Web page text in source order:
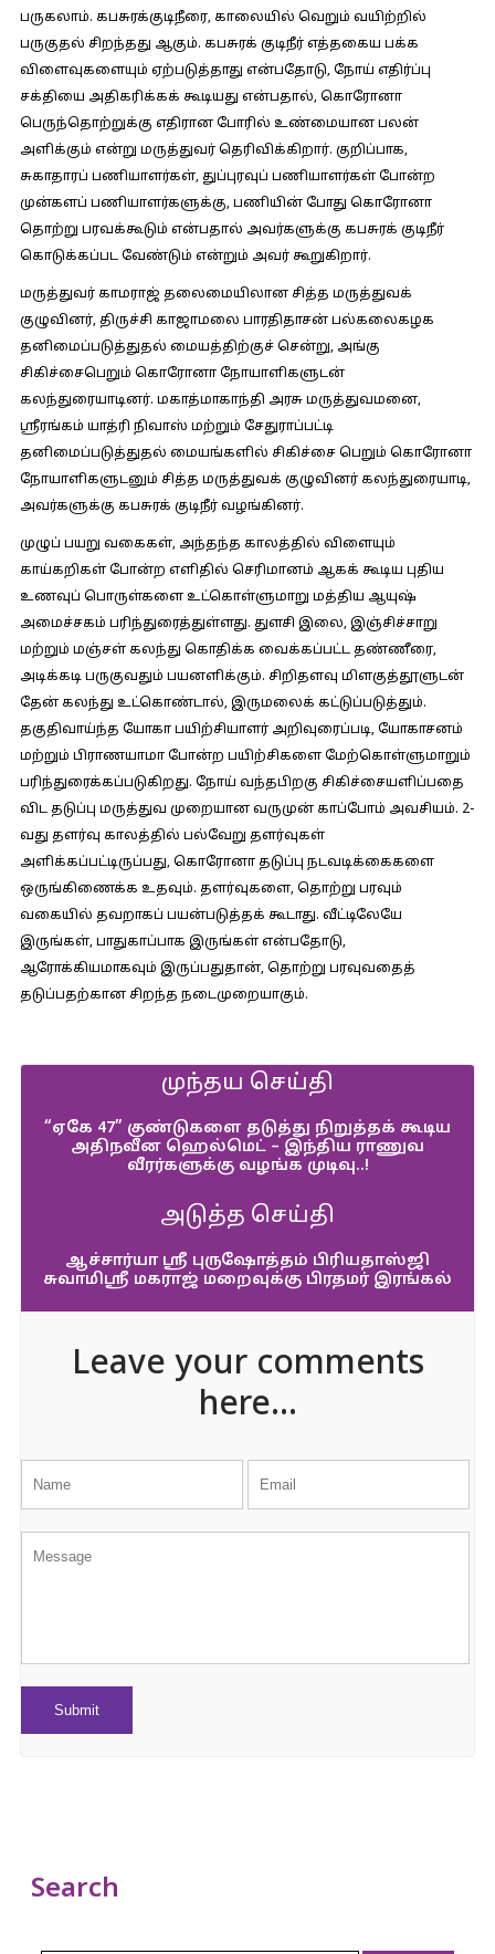
பருகலாம். கபசுரக்குடிநீரை, காலையில் வெறும் வயிற்றில்
பருகுதல் சிறந்தது ஆகும். கபசுரக் குடிநீர் எத்தகைய பக்க
விளைவுகளையும் ஏற்படுத்தாது என்பதோடு, நோய் எதிர்ப்பு
சக்தியை அதிகரிக்கக் கூடியது என்பதால், கொரோனா
பெருந்தொற்றுக்கு எதிரான போரில் உண்மையான பலன்
அளிக்கும் என்று மருத்துவர் தெரிவிக்கிறார். குறிப்பாக,
சுகாதாரப் பணியாளர்கள், துப்புரவுப் பணியாளர்கள் போன்ற
முன்களப் பணியாளர்களுக்கு, பணியின் போது கொரோனா
தொற்று பரவக்கூடும் என்பதால் அவர்களுக்கு கபசுரக் குடிநீர்
கொடுக்கப்பட வேண்டும் என்றும் அவர் கூறுகிறார்.
மருத்துவர் காமராஜ் தலைமையிலான சித்த மருத்துவக்
குழுவினர், திருச்சி காஜாமலை பாரதிதாசன் பல்கலைகழக
தனிமைப்படுத்துதல் மையத்திற்குச் சென்று, அங்கு
சிகிச்சைபெறும் கொரோனா நோயாளிகளுடன்
கலந்துரையாடினர். மகாத்மாகாந்தி அரசு மருத்துவமனை,
ஸ்ரீரங்கம் யாத்ரி நிவாஸ் மற்றும் சேதுராப்பட்டி
தனிமைப்படுத்துதல் மையங்களில் சிகிச்சை பெறும் கொரோனா
நோயாளிகளுடனும் சித்த மருத்துவக் குழுவினர் கலந்துரையாடி,
அவர்களுக்கு கபசுரக் குடிநீர் வழங்கினர்.
முழுப் பயறு வகைகள், அந்தந்த காலத்தில் விளையும்
காய்கறிகள் போன்ற எளிதில் செரிமானம் ஆகக் கூடிய புதிய
உணவுப் பொருள்களை உட்கொள்ளுமாறு மத்திய ஆயுஷ்
அமைச்சகம் பரிந்துரைத்துள்ளது. துளசி இலை, இஞ்சிச்சாறு
மற்றும் மஞ்சள் கலந்து கொதிக்க வைக்கப்பட்ட தண்ணீரை,
அடிக்கடி பருகுவதும் பயனளிக்கும். சிறிதளவு மிளகுத்தூளுடன்
தேன் கலந்து உட்கொண்டால், இருமலைக் கட்டுப்படுத்தும்.
தகுதிவாய்ந்த யோகா பயிற்சியாளர் அறிவுரைப்படி, யோகாசனம்
மற்றும் பிராணயாமா போன்ற பயிற்சிகளை மேற்கொள்ளுமாறும்
பரிந்துரைக்கப்படுகிறது. நோய் வந்தபிறகு சிகிச்சையளிப்பதை
விட தடுப்பு மருத்துவ முறையான வருமுன் காப்போம் அவசியம். 2-
வது தளர்வு காலத்தில் பல்வேறு தளர்வுகள்
அளிக்கப்பட்டிருப்பது, கொரோனா தடுப்பு நடவடிக்கைகளை
ஒருங்கிணைக்க உதவும். தளர்வுகளை, தொற்று பரவும்
வகையில் தவறாகப் பயன்படுத்தக் கூடாது. வீட்டிலேயே
இருங்கள், பாதுகாப்பாக இருங்கள் என்பதோடு,
ஆரோக்கியமாகவும் இருப்பதுதான், தொற்று பரவுவதைத்
தடுப்பதற்கான சிறந்த நடைமுறையாகும்.
முந்தய செய்தி
“ஏகே 47” குண்டுகளை தடுத்து நிறுத்தக்‍ கூடிய
அதிநவீன ஹெல்மெட் – இந்திய ராணுவ
வீரர்களுக்‍கு வழங்க முடிவு..!
அடுத்த செய்தி
ஆச்சார்யா ஸ்ரீ புருஷோத்தம் பிரியதாஸ்ஜி
சுவாமிஸ்ரீ மகராஜ் மறைவுக்கு பிரதமர் இரங்கல்
Leave your comments
here...
Search